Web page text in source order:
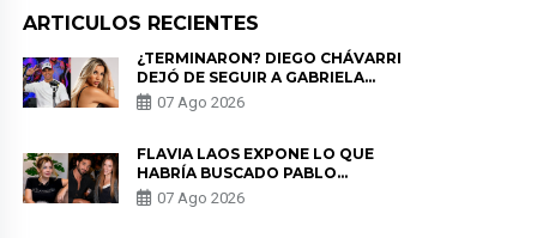
ARTICULOS RECIENTES
¿TERMINARON? DIEGO CHÁVARRI
DEJÓ DE SEGUIR A GABRIELA
HERRERA Y ANUNCIA SU SALIDA
DE PÓDCAST
07 Ago 2026
FLAVIA LAOS EXPONE LO QUE
HABRÍA BUSCADO PABLO
HEREDIA CON ALE FULLER: “UNA
DE LAS PARTES QUERÍA EL
07 Ago 2026